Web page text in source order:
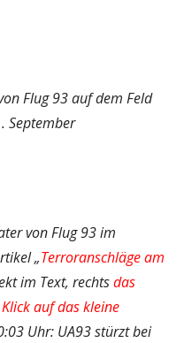
Flug 93 auf dem Feld
September
von Flug 93 im
„Terroranschläge am
im Text, rechtsdas
auf das kleine
Uhr: UA93 stürzt bei